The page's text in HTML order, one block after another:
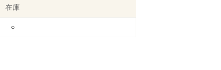
在庫
○